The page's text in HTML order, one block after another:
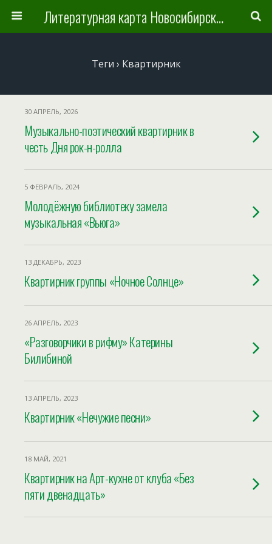
Литературная карта Новосибирска и Новосибирской области
Теги › Квартирник
30 АПРЕЛЬ, 2026
Музыкально-поэтический квартирник в
честь Дня рок-н-ролла
5 ФЕВРАЛЬ, 2024
Молодёжную библиотеку замела
музыкальная «Вьюга»
13 ДЕКАБРЬ, 2023
Квартирник группы «Ночное Солнце»
26 АПРЕЛЬ, 2023
«Разговорчики в рифму» Катерины
Билибиной
13 АПРЕЛЬ, 2023
Квартирник «Нечужие песни»
18 МАЙ, 2021
Квартирник на Арт-кухне от клуба «Без
пяти двенадцать»